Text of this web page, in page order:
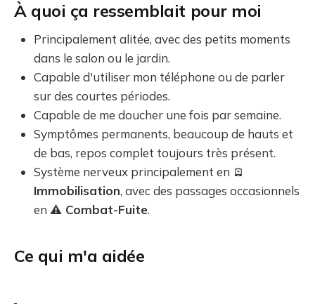
À quoi ça ressemblait pour moi
Principalement alitée, avec des petits moments
dans le salon ou le jardin.
Capable d'utiliser mon téléphone ou de parler
sur des courtes périodes.
Capable de me doucher une fois par semaine.
Symptômes permanents, beaucoup de hauts et
de bas, repos complet toujours très présent.
Système nerveux principalement en 🪫
Immobilisation, avec des passages occasionnels
en ⚠️ Combat-Fuite.
Ce qui m'a aidée